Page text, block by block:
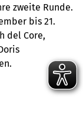
zweite Runde.
bis 21.
del Core,